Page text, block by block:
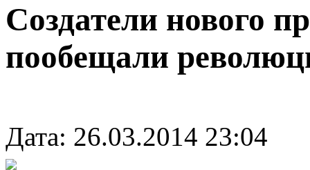
Создатели нового
пообещали
Дата: 26.03.2014 23:04